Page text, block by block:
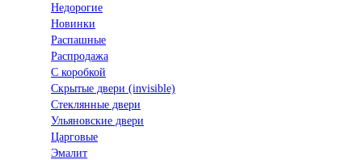
Недорогие
Новинки
Распашные
Распродажа
С коробкой
Скрытые двери (invisible)
Стеклянные двери
Ульяновские двери
Царговые
Эмалит